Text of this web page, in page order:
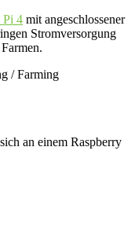
Pi 4 mit angeschlossener
Stromversorgung
/ Farming
an einem Raspberry